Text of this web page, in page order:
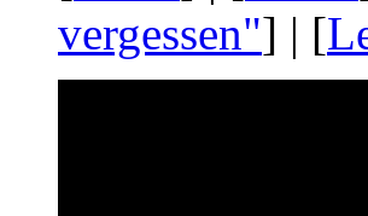
vergessen"] | [